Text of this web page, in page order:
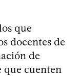
que
docentes de
de
que cuenten